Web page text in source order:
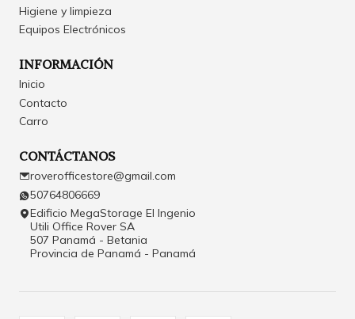
Higiene y limpieza
Equipos Electrónicos
INFORMACIÓN
Inicio
Contacto
Carro
CONTÁCTANOS
roverofficestore@gmail.com
50764806669
Edificio MegaStorage El Ingenio
Utili Office Rover SA
507 Panamá - Betania
Provincia de Panamá - Panamá